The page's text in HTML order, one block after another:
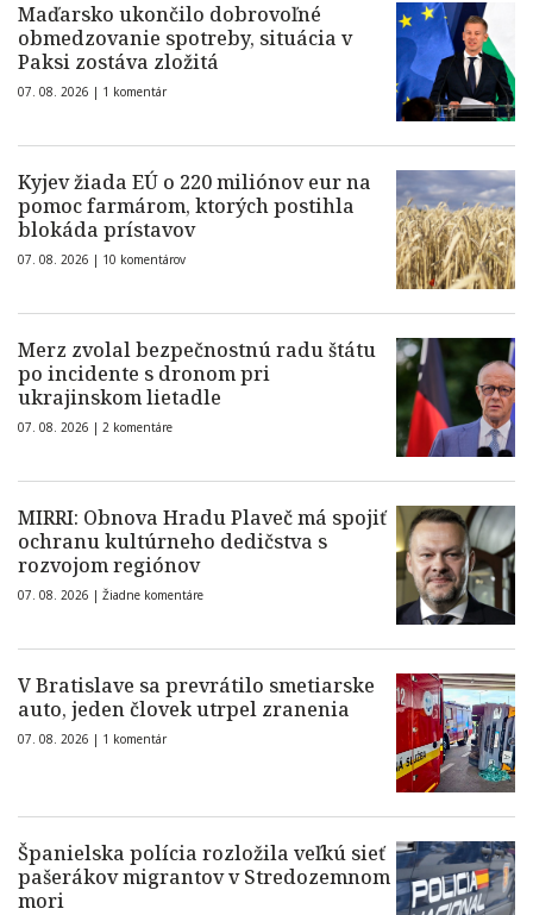
Maďarsko ukončilo dobrovoľné
obmedzovanie spotreby, situácia v
Paksi zostáva zložitá
07. 08. 2026 | 1 komentár
Kyjev žiada EÚ o 220 miliónov eur na
pomoc farmárom, ktorých postihla
blokáda prístavov
07. 08. 2026 | 10 komentárov
Merz zvolal bezpečnostnú radu štátu
po incidente s dronom pri
ukrajinskom lietadle
07. 08. 2026 | 2 komentáre
MIRRI: Obnova Hradu Plaveč má spojiť
ochranu kultúrneho dedičstva s
rozvojom regiónov
07. 08. 2026 | Žiadne komentáre
V Bratislave sa prevrátilo smetiarske
auto, jeden človek utrpel zranenia
07. 08. 2026 | 1 komentár
Španielska polícia rozložila veľkú sieť
pašerákov migrantov v Stredozemnom
mori